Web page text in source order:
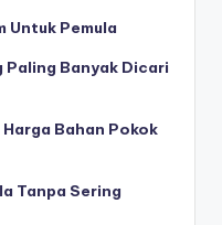
Untuk Pemula
Paling Banyak Dicari
Bahan Pokok
Tanpa Sering